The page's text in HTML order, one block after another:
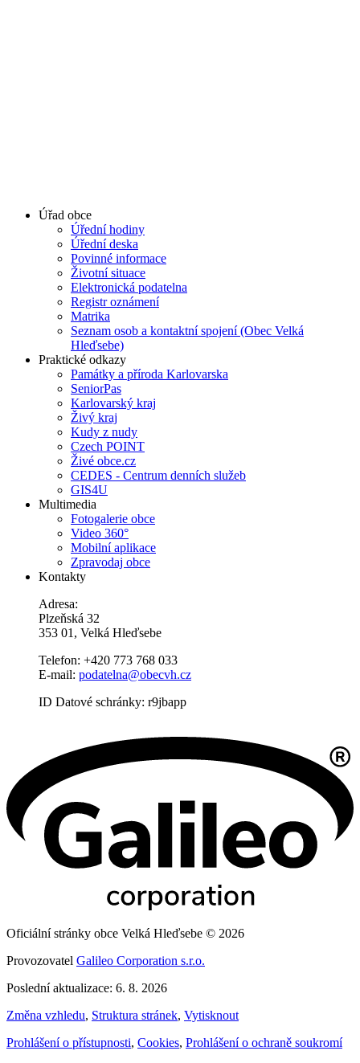
Úřad obce
Úřední hodiny
Úřední deska
Povinné informace
Životní situace
Elektronická podatelna
Registr oznámení
Matrika
Seznam osob a kontaktní spojení (Obec Velká
Hleďsebe)
Praktické odkazy
Památky a příroda Karlovarska
SeniorPas
Karlovarský kraj
Živý kraj
Kudy z nudy
Czech POINT
Živé obce.cz
CEDES - Centrum denních služeb
GIS4U
Multimedia
Fotogalerie obce
Video 360°
Mobilní aplikace
Zpravodaj obce
Kontakty
Adresa:
Plzeňská 32
353 01, Velká Hleďsebe
Telefon: +420 773 768 033
E-mail: podatelna@obecvh.cz
ID Datové schránky: r9jbapp
Oficiální stránky obce Velká Hleďsebe © 2026
Provozovatel Galileo Corporation s.r.o.
Poslední aktualizace: 6. 8. 2026
Změna vzhledu, Struktura stránek, Vytisknout
Prohlášení o přístupnosti, Cookies, Prohlášení o ochraně soukromí